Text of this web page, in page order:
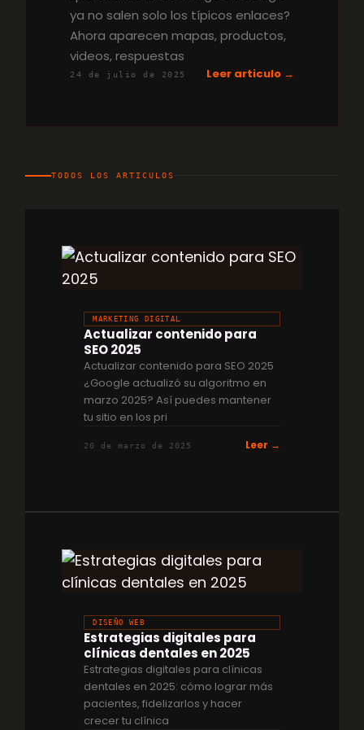
ya no salen solo los típicos enlaces?
Ahora aparecen mapas, productos,
videos, respuestas
24 de julio de 2025 Leer articulo →
TODOS LOS ARTICULOS
MARKETING DIGITAL
Actualizar contenido para
SEO 2025
Actualizar contenido para SEO 2025
¿Google actualizó su algoritmo en
marzo 2025? Así puedes mantener
tu sitio en los pri
20 de marzo de 2025 Leer →
DISEÑO WEB
Estrategias digitales para
clínicas dentales en 2025
Estrategias digitales para clínicas
dentales en 2025: cómo lograr más
pacientes, fidelizarlos y hacer
crecer tu clínica